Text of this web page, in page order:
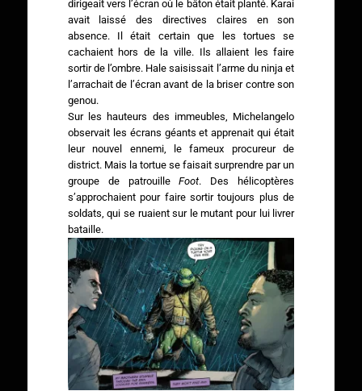
dirigeait vers l’écran où le bâton était planté. Karai
avait laissé des directives claires en son
absence. Il était certain que les tortues se
cachaient hors de la ville. Ils allaient les faire
sortir de l’ombre. Hale saisissait l’arme du ninja et
l’arrachait de l’écran avant de la briser contre son
genou.
Sur les hauteurs des immeubles, Michelangelo
observait les écrans géants et apprenait qui était
leur nouvel ennemi, le fameux procureur de
district. Mais la tortue se faisait surprendre par un
groupe de patrouilleFoot. Des hélicoptères
s’approchaient pour faire sortir toujours plus de
soldats, qui se ruaient sur le mutant pour lui livrer
bataille.